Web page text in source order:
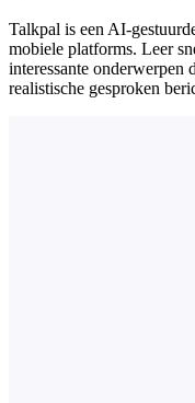
Talkpal is een AI-
mobiele platforms. Leer
interessante onderwerpen
realistische gesproken